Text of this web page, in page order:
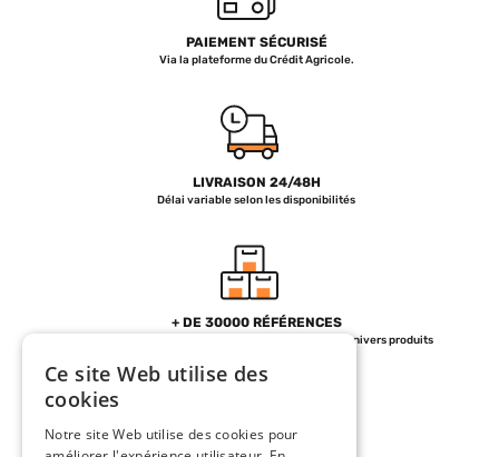
PAIEMENT SÉCURISÉ
Via la plateforme du Crédit Agricole.
LIVRAISON 24/48H
Délai variable selon les disponibilités
+ DE 30000 RÉFÉRENCES
Un stock répartir sur plus de 130 Fournisseurs et 7 univers produits
Ce site Web utilise des
cookies
Notre site Web utilise des cookies pour